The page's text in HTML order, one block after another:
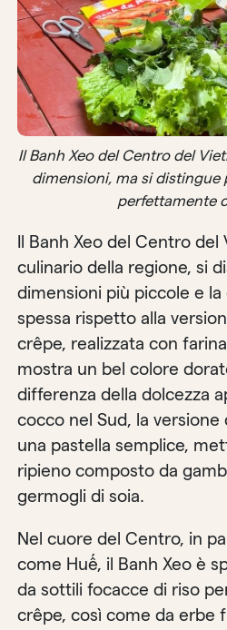
Il Banh Xeo del Centro del
dimensioni, ma si distingue
perfettamente
Il Banh Xeo del Centro
culinario della regione, si
dimensioni più piccole e la
spessa rispetto alla
crêpe, realizzata con
mostra un bel colore
differenza della dolcezza
cocco nel Sud, la
una pastella semplice,
ripieno composto da
germogli di soia.
Nel cuore del Centro, in
come Huế, il Banh Xeo è
da sottili focacce di riso
crêpe, così come da erbe